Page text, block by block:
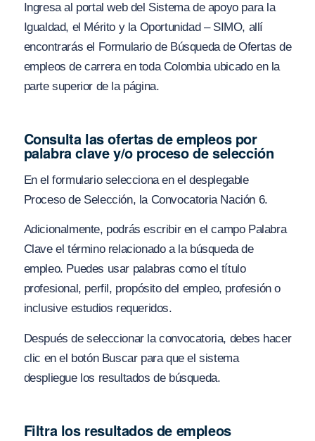
Ingresa al portal web del Sistema de apoyo para la
Igualdad, el Mérito y la Oportunidad – SIMO, allí
encontrarás el Formulario de Búsqueda de Ofertas de
empleos de carrera en toda Colombia ubicado en la
parte superior de la página.
Consulta las ofertas de empleos por
palabra clave y/o proceso de selección
En el formulario selecciona en el desplegable
Proceso de Selección, la Convocatoria Nación 6.
Adicionalmente, podrás escribir en el campo Palabra
Clave el término relacionado a la búsqueda de
empleo. Puedes usar palabras como el título
profesional, perfil, propósito del empleo, profesión o
inclusive estudios requeridos.
Después de seleccionar la convocatoria, debes hacer
clic en el botón Buscar para que el sistema
despliegue los resultados de búsqueda.
Filtra los resultados de empleos